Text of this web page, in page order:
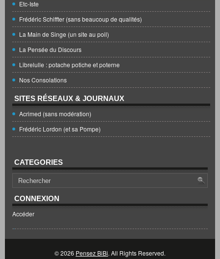
Etc-Iste
Frédéric Schiffter (sans beaucoup de qualités)
La Main de Singe (un site au poil)
La Pensée du Discours
Librelulle : potache potiche et poterne
Nos Consolations
SITES RÉSEAUX & JOURNAUX
Acrimed (sans modération)
Frédéric Lordon (et sa Pompe)
CATEGORIES
CONNEXION
Accéder
© 2026 Pensez BiBi. All Rights Reserved.